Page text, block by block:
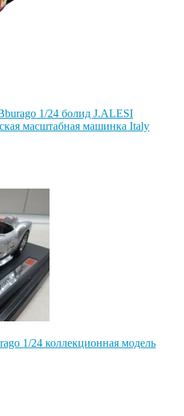
1/24 болид J.ALESI
масштабная машинка Italy
1/24 коллекционная модель